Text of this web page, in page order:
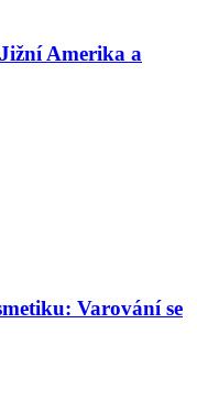
Amerika a
Varování se